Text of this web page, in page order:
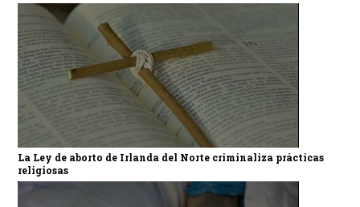
La Ley de aborto de Irlanda del Norte criminaliza prácticas
religiosas